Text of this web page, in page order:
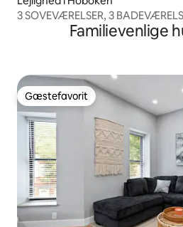
3 SOVEVÆRELSER, 3
minutter til NJ Transit og NYC
Familievenlige
Gæstefavorit
Gæstefavorit